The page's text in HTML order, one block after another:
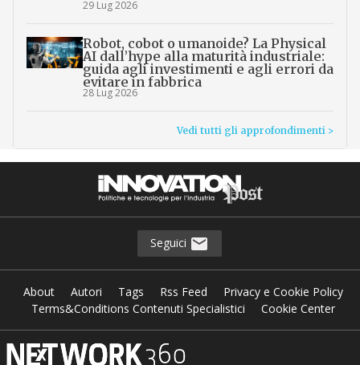
29 Lug 2026
Robot, cobot o umanoide? La Physical
AI dall’hype alla maturità industriale:
guida agli investimenti e agli errori da
evitare in fabbrica
28 Lug 2026
Vedi tutti gli approfondimenti >
Seguici
About Autori Tags Rss Feed
Privacy e Cookie Policy
Terms&Conditions Contenuti Specialistici
Cookie Center